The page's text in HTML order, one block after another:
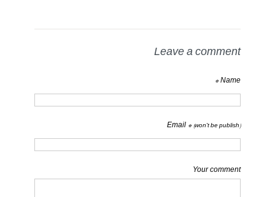
Leave a comment
Name *
Email * (won't be publish)
Your comment